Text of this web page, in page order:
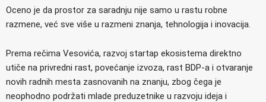
Oceno je da prostor za saradnju nije samo u rastu robne
razmene, već sve više u razmeni znanja, tehnologija i inovacija.
Prema rečima Vesovića, razvoj startap ekosistema direktno
utiče na privredni rast, povećanje izvoza, rast BDP-a i otvaranje
novih radnih mesta zasnovanih na znanju, zbog čega je
neophodno podržati mlade preduzetnike u razvoju ideja i